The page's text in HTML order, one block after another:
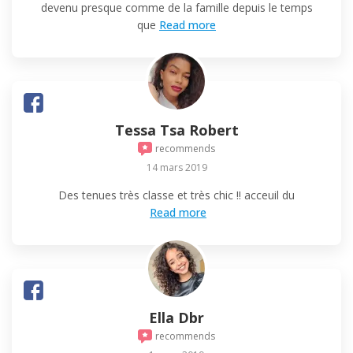
devenu presque comme de la famille depuis le temps
que Read more
Tessa Tsa Robert
recommends
14 mars 2019
Des tenues très classe et très chic !! acceuil du
Read more
Ella Dbr
recommends